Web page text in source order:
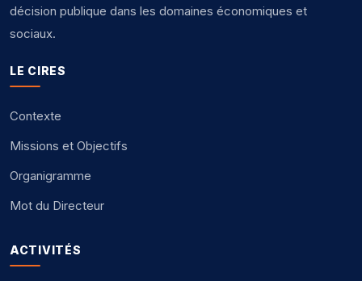
décision publique dans les domaines économiques et
sociaux.
LE CIRES
Contexte
Missions et Objectifs
Organigramme
Mot du Directeur
ACTIVITÉS